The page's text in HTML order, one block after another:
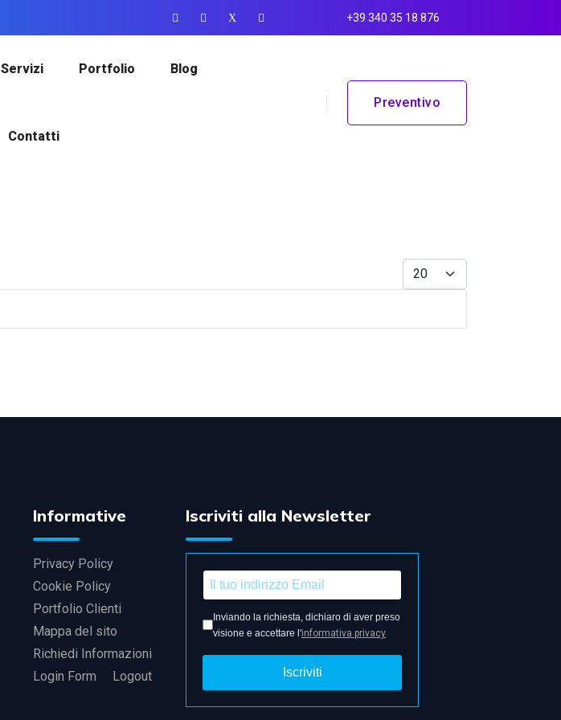
+39 340 35 18 876
Servizi Portfolio Blog
Contatti
Preventivo
Visualizza #
Informative
Privacy Policy
Cookie Policy
Portfolio Clienti
Mappa del sito
Richiedi Informazioni
Login Form
Logout
Iscriviti alla Newsletter
Inviando la richiesta, dichiaro di aver preso
visione e accettare l'informativa privacy
Iscriviti